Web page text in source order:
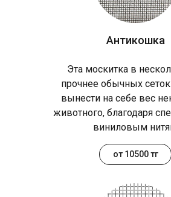
Антикошка
Эта москитка в
прочнее обычных
вынести на себе вес
животного, благодаря
виниловым
от 10500 тг